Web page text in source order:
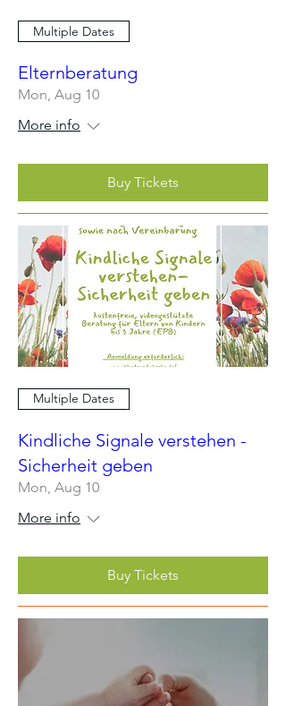
Multiple Dates
Elternberatung
Mon, Aug 10
More info
Buy Tickets
Multiple Dates
Kindliche Signale verstehen -
Sicherheit geben
Mon, Aug 10
More info
Buy Tickets